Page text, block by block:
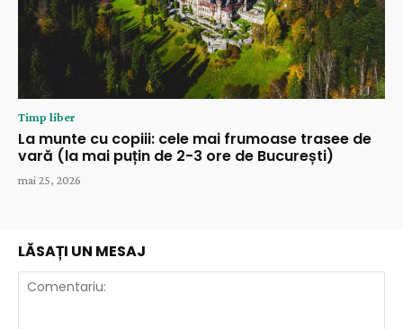
Timp liber
La munte cu copiii: cele mai frumoase trasee de
vară (la mai puțin de 2-3 ore de București)
mai 25, 2026
LĂSAȚI UN MESAJ